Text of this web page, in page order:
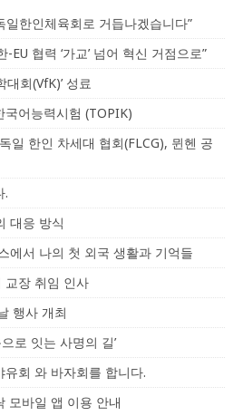
일한인체육회로 거듭나겠습니다”
협력 ‘가교’ 넘어 혁신 거점으로”
대회(VfK)’ 성료
어능력시험 (TOPIK)
일 한인 차세대 협회(FLCG), 뮌헨 공
.
대응 방식
에서 나의 첫 외국 생활과 기억들
교장 취임 인사
행사 개최
로 잇는 사명의 길’
회 와 바자회를 합니다.
모바일 앱 이용 안내